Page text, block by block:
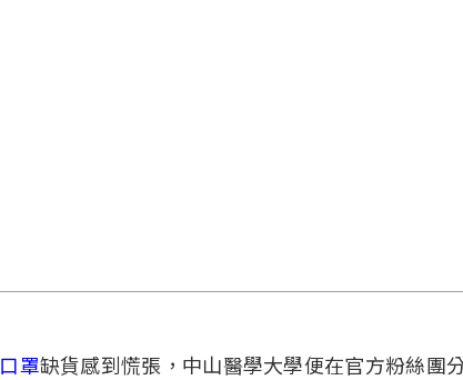
口罩缺貨感到慌張，中山醫學大學便在官方粉絲團